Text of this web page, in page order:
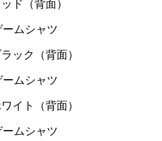
ド（背面）
ック（背面）
イト（背面）